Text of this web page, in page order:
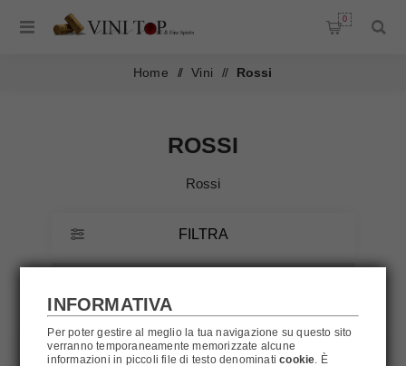
0
Home / Vini / Rossi
ROSSI
Rossi
FILTRA
INFORMATIVA
Per poter gestire al meglio la tua navigazione su questo sito
verranno temporaneamente memorizzate alcune
informazioni in piccoli file di testo denominaticookie . È